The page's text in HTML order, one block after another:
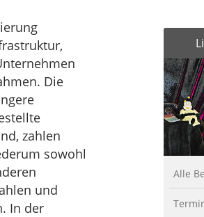
Die
zahlen
sowohl
und
In der
Alle